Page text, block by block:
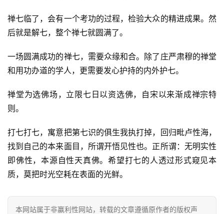
禅七临了，会有一个考功的过程，检验大众的精进成果。然
后就是解七，整个禅七就圆满了。
一场圆满成功的禅七，需要众缘和合。除了庄严肃穆的禅堂
和用功办道的学人，更需要发心护持的内外护七。
禅堂为选佛场，立限七日以资选佛，自宋以来渐成禅宗特
则。
打七打七，寓意把第七识的俱生我执打掉，回归毗卢性海，
找到自己的本来面目，所谓开悟见性也。正所谓：无明实性
即佛性，本源自性天真佛。希望打七的人透过形式窥见本
质，莫把时光空耗在表面的光鲜。
本网站属于非赢利性网站，转载的文章遵循原作者的版权声